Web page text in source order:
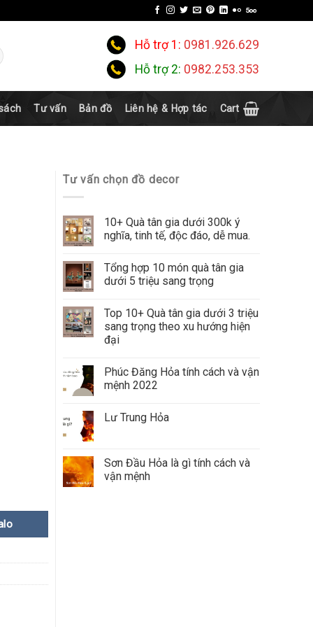
Hỗ trợ 1: 0981.926.629
Hỗ trợ 2: 0982.253.353
Tư vấn Bản đồ Liên hệ & Hợp tác Cart
Tư vấn chọn đồ decor
10+ Quà tân gia dưới 300k ý
nghĩa, tinh tế, độc đáo, dễ mua.
Tổng hợp 10 món quà tân gia
dưới 5 triệu sang trọng
Top 10+ Quà tân gia dưới 3 triệu
sang trọng theo xu hướng hiện
đại
Phúc Đăng Hỏa tính cách và vận
mệnh 2022
Lư Trung Hỏa
Sơn Đầu Hỏa là gì tính cách và
vận mệnh